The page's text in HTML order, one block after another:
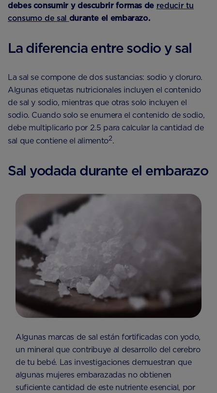
debes consumir y descubrir formas de reducir tu
consumo de sal durante el embarazo.
La diferencia entre sodio y sal
La sal se compone de dos sustancias: sodio y cloruro.
Algunas etiquetas nutricionales incluyen el contenido
de sal y sodio, mientras que otras solo incluyen el
sodio. Cuando solo se enumera el contenido de sodio,
debe multiplicarlo por 2.5 para calcular la cantidad de
sal que contiene el alimento2.
Sal yodada durante el embarazo
Algunas marcas de sal están fortificadas con yodo,
un mineral que contribuye al desarrollo del cerebro
de tu bebé. Las investigaciones demuestran que
algunas mujeres embarazadas no obtienen
suficiente cantidad de este nutriente esencial, por